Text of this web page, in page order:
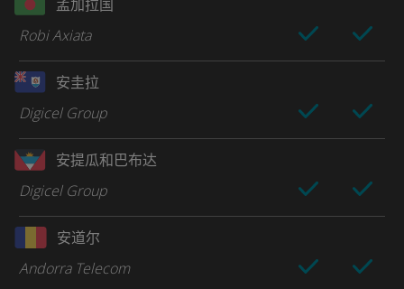
孟加拉国
Robi Axiata
安圭拉
Digicel Group
安提瓜和巴布达
Digicel Group
安道尔
Andorra Telecom